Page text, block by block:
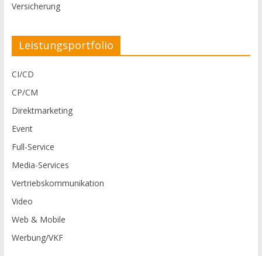
Versicherung
Leistungsportfolio
CI/CD
CP/CM
Direktmarketing
Event
Full-Service
Media-Services
Vertriebskommunikation
Video
Web & Mobile
Werbung/VKF